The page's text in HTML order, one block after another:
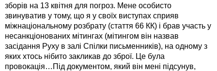
зборів на 13 квітня для погроз. Мене особисто
звинуватив у тому, що я у своїх виступах сприяв
міжнаціональному розбрату (стаття 66 КК) і брав участь у
несанкціонованих мітингах (мітингом він назвав
засідання Руху в залі Спілки письменників), на одному з
яких хтось нібито закликав до зброї. Це була
провокація…Під документом, який він мені підсунув,